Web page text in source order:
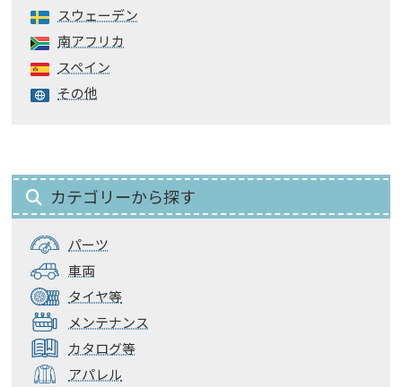
スウェーデン
南アフリカ
スペイン
その他
カテゴリーから探す
パーツ
車両
タイヤ等
メンテナンス
カタログ等
アパレル